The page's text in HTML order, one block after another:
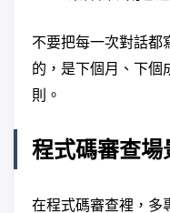
不要把每一次對話都
的，是下個月、下個
則。
程式碼審查場
在程式碼審查裡，多